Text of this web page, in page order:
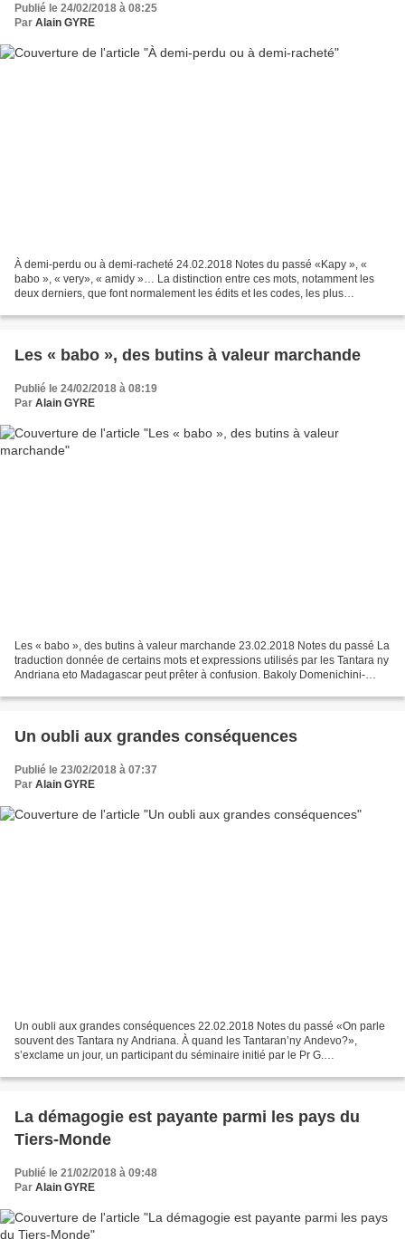
Publié le 24/02/2018 à 08:25
Par Alain GYRE
À demi-perdu ou à demi-racheté 24.02.2018 Notes du passé «Kapy », «
babo », « very», « amidy »… La distinction entre ces mots, notamment les
deux derniers, que font normalement les édits et les codes, les plus
Les « babo », des butins à valeur marchande
Publié le 24/02/2018 à 08:19
Par Alain GYRE
Les « babo », des butins à valeur marchande 23.02.2018 Notes du passé La
traduction donnée de certains mots et expressions utilisés par les Tantara ny
Andriana eto Madagascar peut prêter à confusion. Bakoly Domenichini-
Un oubli aux grandes conséquences
Publié le 23/02/2018 à 07:37
Par Alain GYRE
Un oubli aux grandes conséquences 22.02.2018 Notes du passé «On parle
souvent des Tantara ny Andriana. À quand les Tantaran’ny Andevo?»,
s’exclame un jour, un participant du séminaire initié par le Pr G.
La démagogie est payante parmi les pays du
Tiers-Monde
Publié le 21/02/2018 à 09:48
Par Alain GYRE